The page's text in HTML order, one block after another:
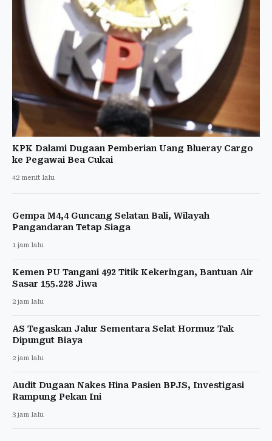
KPK Dalami Dugaan Pemberian Uang Blueray Cargo
ke Pegawai Bea Cukai
42 menit lalu
Gempa M4,4 Guncang Selatan Bali, Wilayah
Pangandaran Tetap Siaga
1 jam lalu
Kemen PU Tangani 492 Titik Kekeringan, Bantuan Air
Sasar 155.228 Jiwa
2 jam lalu
AS Tegaskan Jalur Sementara Selat Hormuz Tak
Dipungut Biaya
2 jam lalu
Audit Dugaan Nakes Hina Pasien BPJS, Investigasi
Rampung Pekan Ini
3 jam lalu